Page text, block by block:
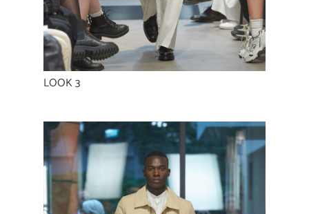
LOOK 3